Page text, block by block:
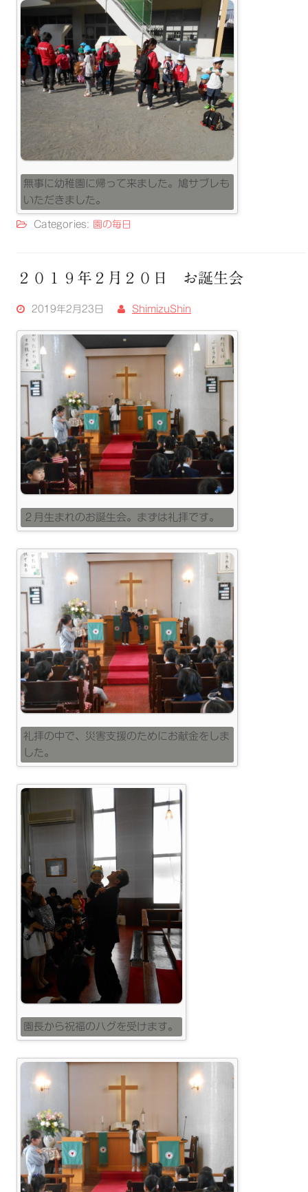
無事に幼稚園に帰って来ました。鳩サブレも
いただきました。
Categories: 園の毎日
２０１９年２月２０日 お誕生会
2019年2月23日 ShimizuShin
２月生まれのお誕生会。まずは礼拝です。
礼拝の中で、災害支援のためにお献金をしま
した。
園長から祝福のハグを受けます。